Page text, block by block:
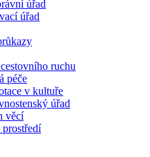
úřad
úřad
ruchu
péče
v kultuře
úřad
věcí